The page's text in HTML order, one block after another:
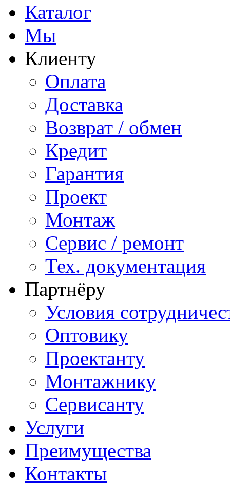
Каталог
Мы
Клиенту
Оплата
Доставка
Возврат / обмен
Кредит
Гарантия
Проект
Монтаж
Сервис / ремонт
Тех. документация
Партнёру
Условия
Оптовику
Проектанту
Монтажнику
Сервисанту
Услуги
Преимущества
Контакты